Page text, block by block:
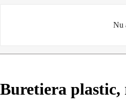
Nu
Buretiera